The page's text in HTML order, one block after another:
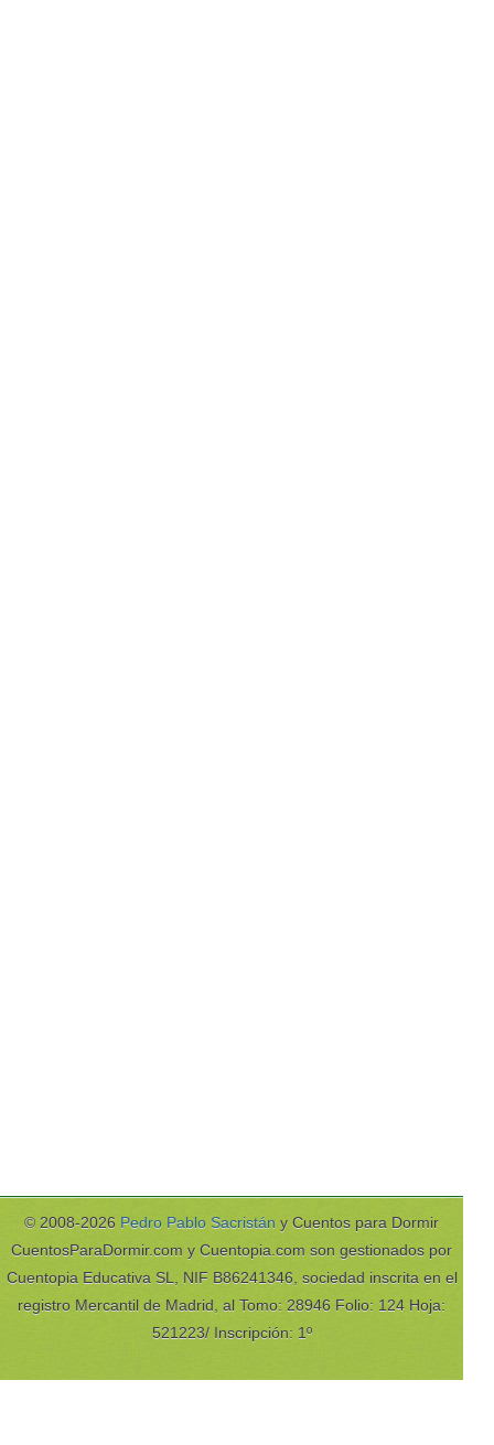
© 2008-2026 Pedro Pablo Sacristán y Cuentos para Dormir
CuentosParaDormir.com y Cuentopia.com son gestionados por
Cuentopia Educativa SL, NIF B86241346, sociedad inscrita en el
registro Mercantil de Madrid, al Tomo: 28946 Folio: 124 Hoja:
521223/ Inscripción: 1º